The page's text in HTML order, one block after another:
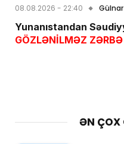
08.08.2026 - 22:40
Yunanıstandan
GÖZLƏNİLMƏZ ZƏRBƏ
ƏN ÇOX